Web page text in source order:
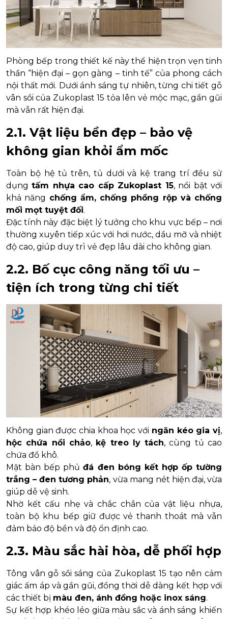
Phòng bếp trong thiết kế này thể hiện trọn vẹn tinh
thần “hiện đại – gọn gàng – tinh tế” của phong cách
nội thất mới. Dưới ánh sáng tự nhiên, từng chi tiết gỗ
vân sồi của Zukoplast 15 tỏa lên vẻ mộc mạc, gần gũi
mà vẫn rất hiện đại.
2.1. Vật liệu bền đẹp – bảo vệ
không gian khỏi ẩm mốc
Toàn bộ hệ tủ trên, tủ dưới và kệ trang trí đều sử
dụngtấm nhựa cao cấp Zukoplast 15, nổi bật với
khả năng chống ẩm, chống phồng rộp và chống
mối mọt tuyệt đối.
Đặc tính này đặc biệt lý tưởng cho khu vực bếp – nơi
thường xuyên tiếp xúc với hơi nước, dầu mỡ và nhiệt
độ cao, giúp duy trì vẻ đẹp lâu dài cho không gian.
2.2. Bố cục công năng tối ưu –
tiện ích trong từng chi tiết
Không gian được chia khoa học với ngăn kéo gia vị,
hộc chứa nồi chảo, kệ treo ly tách, cùng tủ cao
chứa đồ khô.
Mặt bàn bếp phủđá đen bóng kết hợp ốp tường
trắng – đen tương phản, vừa mang nét hiện đại, vừa
giúp dễ vệ sinh.
Nhờ kết cấu nhẹ và chắc chắn của vật liệu nhựa,
toàn bộ khu bếp giữ được vẻ thanh thoát mà vẫn
đảm bảo độ bền và độ ổn định cao.
2.3. Màu sắc hài hòa, dễ phối hợp
Tông vân gỗ sồi sáng của Zukoplast 15 tạo nên cảm
giác ấm áp và gần gũi, đồng thời dễ dàng kết hợp với
các thiết bị màu đen, ánh đồng hoặc inox sáng.
Sự kết hợp khéo léo giữa màu sắc và ánh sáng khiến